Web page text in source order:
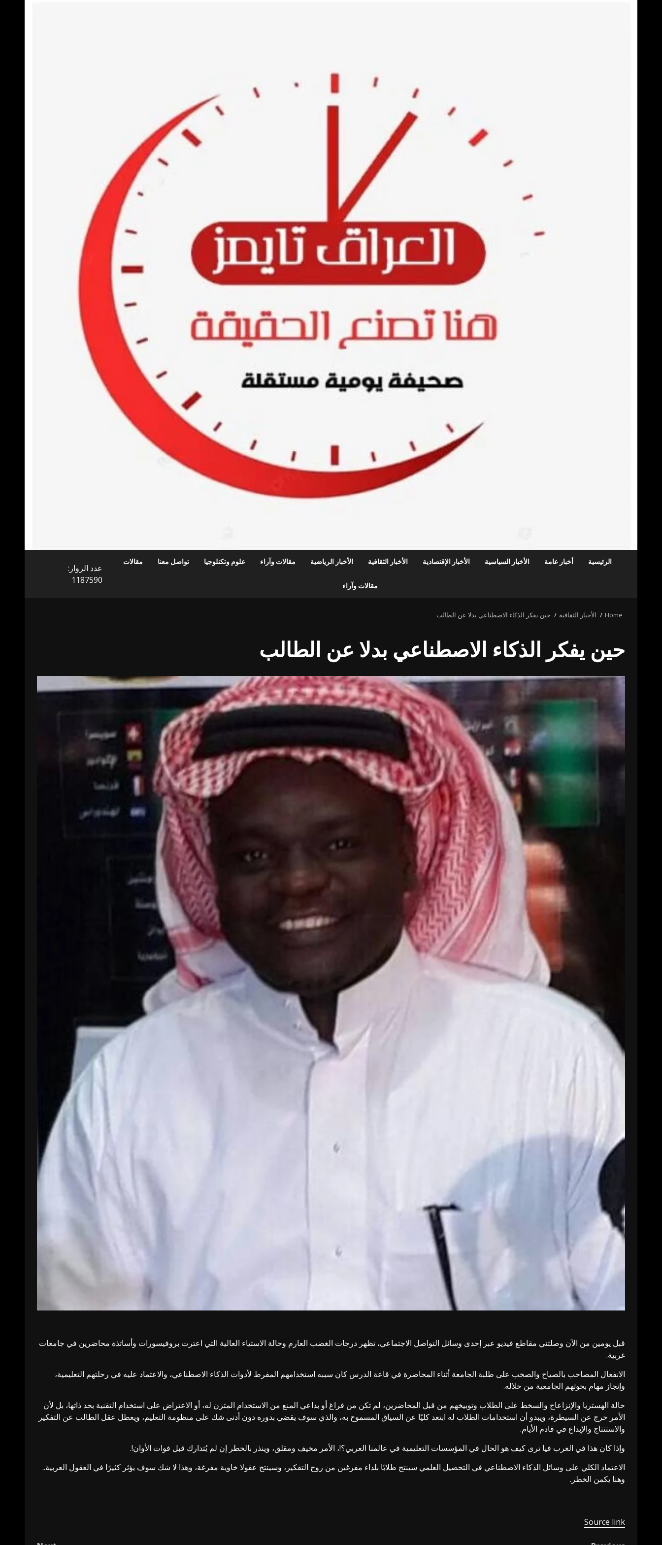
الرئيسية أخبار عامة الأخبار السياسية الأخبار الإقتصادية الأخبار الثقافية الأخبار الرياضية مقالات وآراء علوم وتكنلوجيا تواصل معنا مقالات
مقالات وآراء
عدد الزوار:
1187590
Home الأخبار الثقافية حين يفكر الذكاء الاصطناعي بدلا عن الطالب
حين يفكر الذكاء الاصطناعي بدلا عن الطالب
قبل يومين من الآن وصلتني مقاطع فيديو عبر إحدى وسائل التواصل الاجتماعي، تظهر درجات الغضب العارم وحالة الاستياء العالية التي اعترت بروفيسورات وأساتذة محاضرين في جامعات
غربية.
الانفعال المصاحب بالصياح والصخب على طلبة الجامعة أثناء المحاضرة في قاعة الدرس كان سببه استخدامهم المفرط لأدوات الذكاء الاصطناعي، والاعتماد عليه في رحلتهم التعليمية،
وإنجاز مهام بحوثهم الجامعية من خلاله.
حالة الهستريا والإنزاعاج والسخط على الطلاب وتوبيخهم من قبل المحاضرين، لم تكن من فراغ أو بداعي المنع من الاستخدام المتزن له، أو الاعتراض على استخدام التقنية بحد ذاتها، بل لأن
الأمر خرج عن السيطرة، ويبدو أن استخدامات الطلاب له ابتعد كليًا عن السياق المسموح به، والذي سوف يقضي بدوره دون أدنى شك على منظومة التعليم، ويعطل عقل الطالب عن التفكير
والاستنتاج والإبداع في قادم الأيام.
وإذا كان هذا في الغرب فيا ترى كيف هو الحال في المؤسسات التعليمية في عالمنا العربي؟!، الأمر مخيف ومقلق، وينذر بالخطر إن لم يُتدارك قبل فوات الأوان!.
الاعتماد الكلي على وسائل الذكاء الاصطناعي في التحصيل العلمي سينتج طلابًا بلداء مفرغين من روح التفكير، وسينتج عقولا خاوية مفرغة، وهذا لا شك سوف يؤثر كثيرًا في العقول العربية..
وهنا يكمن الخطر.
Source link